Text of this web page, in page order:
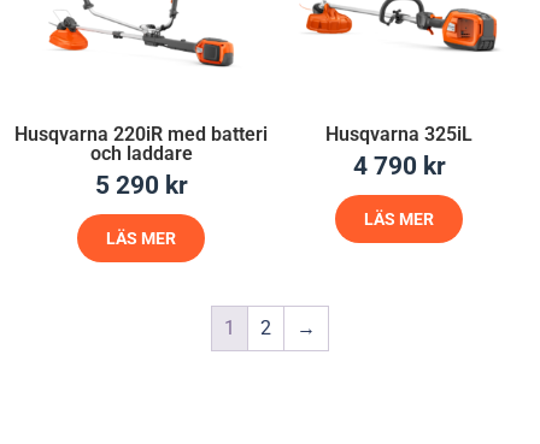
Husqvarna 220iR med batteri
och laddare
5 290 kr
LÄS MER
Husqvarna 325iL
4 790 kr
LÄS MER
1 2 →